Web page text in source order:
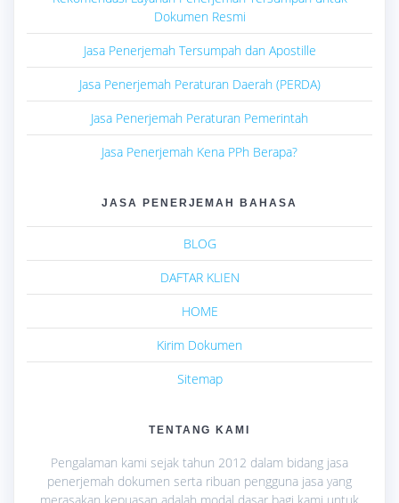
Dokumen Resmi
Jasa Penerjemah Tersumpah dan Apostille
Jasa Penerjemah Peraturan Daerah (PERDA)
Jasa Penerjemah Peraturan Pemerintah
Jasa Penerjemah Kena PPh Berapa?
JASA PENERJEMAH BAHASA
BLOG
DAFTAR KLIEN
HOME
Kirim Dokumen
Sitemap
TENTANG KAMI
Pengalaman kami sejak tahun 2012 dalam bidang jasa
penerjemah dokumen serta ribuan pengguna jasa yang